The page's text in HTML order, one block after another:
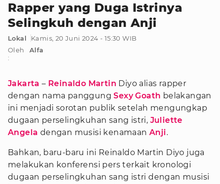
Rapper yang Duga Istrinya
Selingkuh dengan Anji
Lokal
Kamis, 20 Juni 2024 - 15:30 WIB
Oleh
:
Alfa
Jakarta – Reinaldo Martin Diyo alias rapper
dengan nama panggungSexy Goath belakangan
ini menjadi sorotan publik setelah mengungkap
dugaan perselingkuhan sang istri, Juliette
Angela dengan musisi kenamaanAnji.
Bahkan, baru-baru ini Reinaldo Martin Diyo juga
melakukan konferensi pers terkait kronologi
dugaan perselingkuhan sang istri dengan musisi